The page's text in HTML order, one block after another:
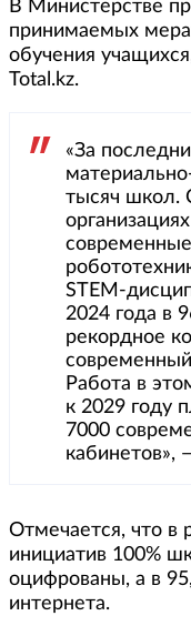
В Министерстве
принимаемых
обучения
Total.kz.
«За
тысяч школ.
STEM-
2024 года в
рекордное
Работа в
к 2029 году
7000
кабинетов»,
Отмечается, что в
инициатив 100%
оцифрованы, а в
интернета.